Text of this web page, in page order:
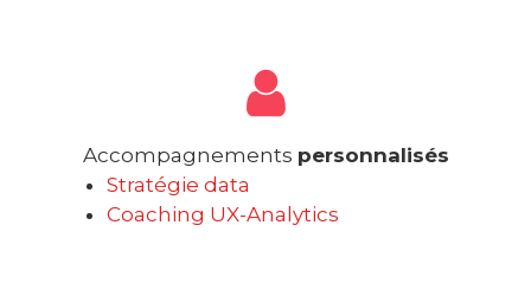
Accompagnements personnalisés
Stratégie data
Coaching UX-Analytics